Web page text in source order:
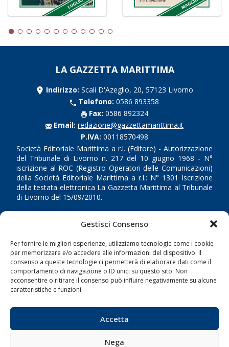
Gestisci Consenso
Per fornire le migliori esperienze, utilizziamo tecnologie come i cookie
per memorizzare e/o accedere alle informazioni del dispositivo. Il
consenso a queste tecnologie ci permetterà di elaborare dati come il
comportamento di navigazione o ID unici su questo sito. Non
acconsentire o ritirare il consenso può influire negativamente su alcune
caratteristiche e funzioni.
Accetta
Nega
LA GAZZETTA MARITTIMA
Indirizzo: Scali D'Azeglio, 20, 57123 Livorno
Telefono: 0586 893358
Fax: 0586 892324
Email: redazione@gazzettamarittima.it
P.IVA: 00118570498
Società Editoriale Marittima a r.l. (Editore) - Autorizzazione
del Tribunale di Livorno n. 217 del 10 giugno 1968 - N°
iscrizione al ROC (Registro Operatori delle Comunicazioni)
della Società Editoriale Marittima a r.l.: N° 1301 Iscrizione
della testata elettronica La Gazzetta Marittima al Tribunale
di Livorno del 15/09/2010.
LINK
Shipping
Porti/Interporti
Trasporti
Sostenibilità
Compagnie di Navigazione
Blue economy